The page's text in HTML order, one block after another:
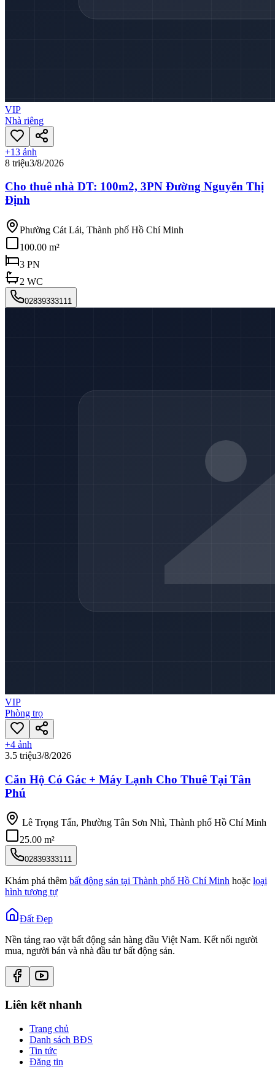
VIP
Nhà riêng
+13 ảnh
8 triệu3/8/2026
Cho thuê nhà DT: 100m2, 3PN Đường Nguyễn Thị
Định
Phường Cát Lái, Thành phố Hồ Chí Minh
100.00 m²
3 PN
2 WC
02839333111
VIP
Phòng trọ
+4 ảnh
3.5 triệu3/8/2026
Căn Hộ Có Gác + Máy Lạnh Cho Thuê Tại Tân
Phú
Lê Trọng Tấn, Phường Tân Sơn Nhì, Thành phố Hồ Chí Minh
25.00 m²
02839333111
Khám phá thêm bất động sản tại Thành phố Hồ Chí Minh hoặc loại
hình tương tự
Đất Đẹp
Nền tảng rao vặt bất động sản hàng đầu Việt Nam. Kết nối người
mua, người bán và nhà đầu tư bất động sản.
Liên kết nhanh
Trang chủ
Danh sách BĐS
Tin tức
Đăng tin